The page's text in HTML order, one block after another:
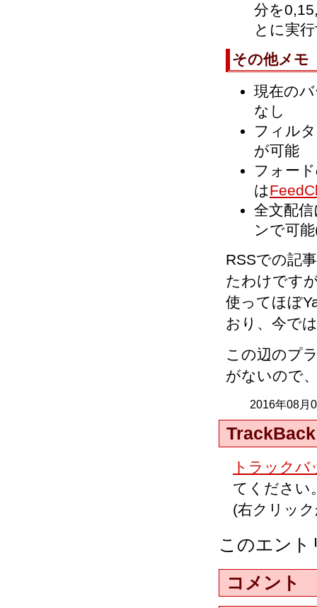
分を
とに実
その他メモ
現在の
なし
フィル
が可能
フォー
は
全文配
ンで可
RSSでの記
たわけです
使ってほぼ
おり、今で
この辺のプ
がないので
2016年08月
TrackBack
トラックバ
てください
(右クリッ
このエン
コメント